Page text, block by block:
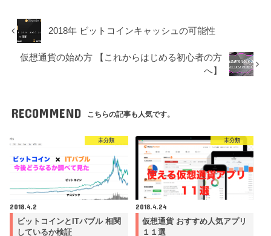
2018年 ビットコインキャッシュの可能性
仮想通貨の始め方 【これからはじめる初心者の方
へ】
RECOMMEND こちらの記事も人気です。
未分類
2018.4.2
ビットコインとITバブル 相関
しているか検証
未分類
2018.4.24
仮想通貨 おすすめ人気アプリ
１１選